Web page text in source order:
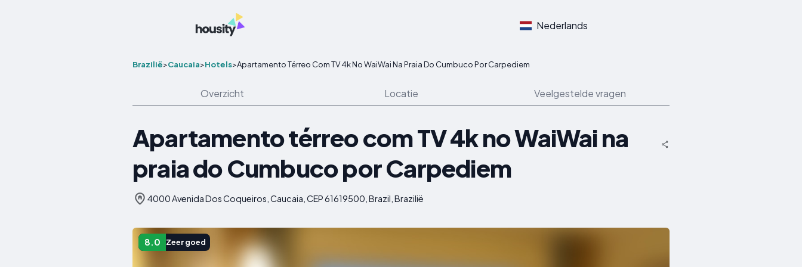
Nederlands
Brazilië>Caucaia>Hotels>Apartamento Térreo Com TV 4k No WaiWai Na Praia Do Cumbuco Por Carpediem
Overzicht Locatie Veelgestelde vragen
Apartamento térreo com TV 4k no WaiWai na
praia do Cumbuco por Carpediem
4000 Avenida Dos Coqueiros, Caucaia, CEP 61619500, Brazil, Brazilië
8.0 Zeer goed